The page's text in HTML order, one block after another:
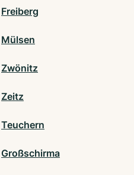
Freiberg
Mülsen
Zwönitz
Zeitz
Teuchern
Großschirma